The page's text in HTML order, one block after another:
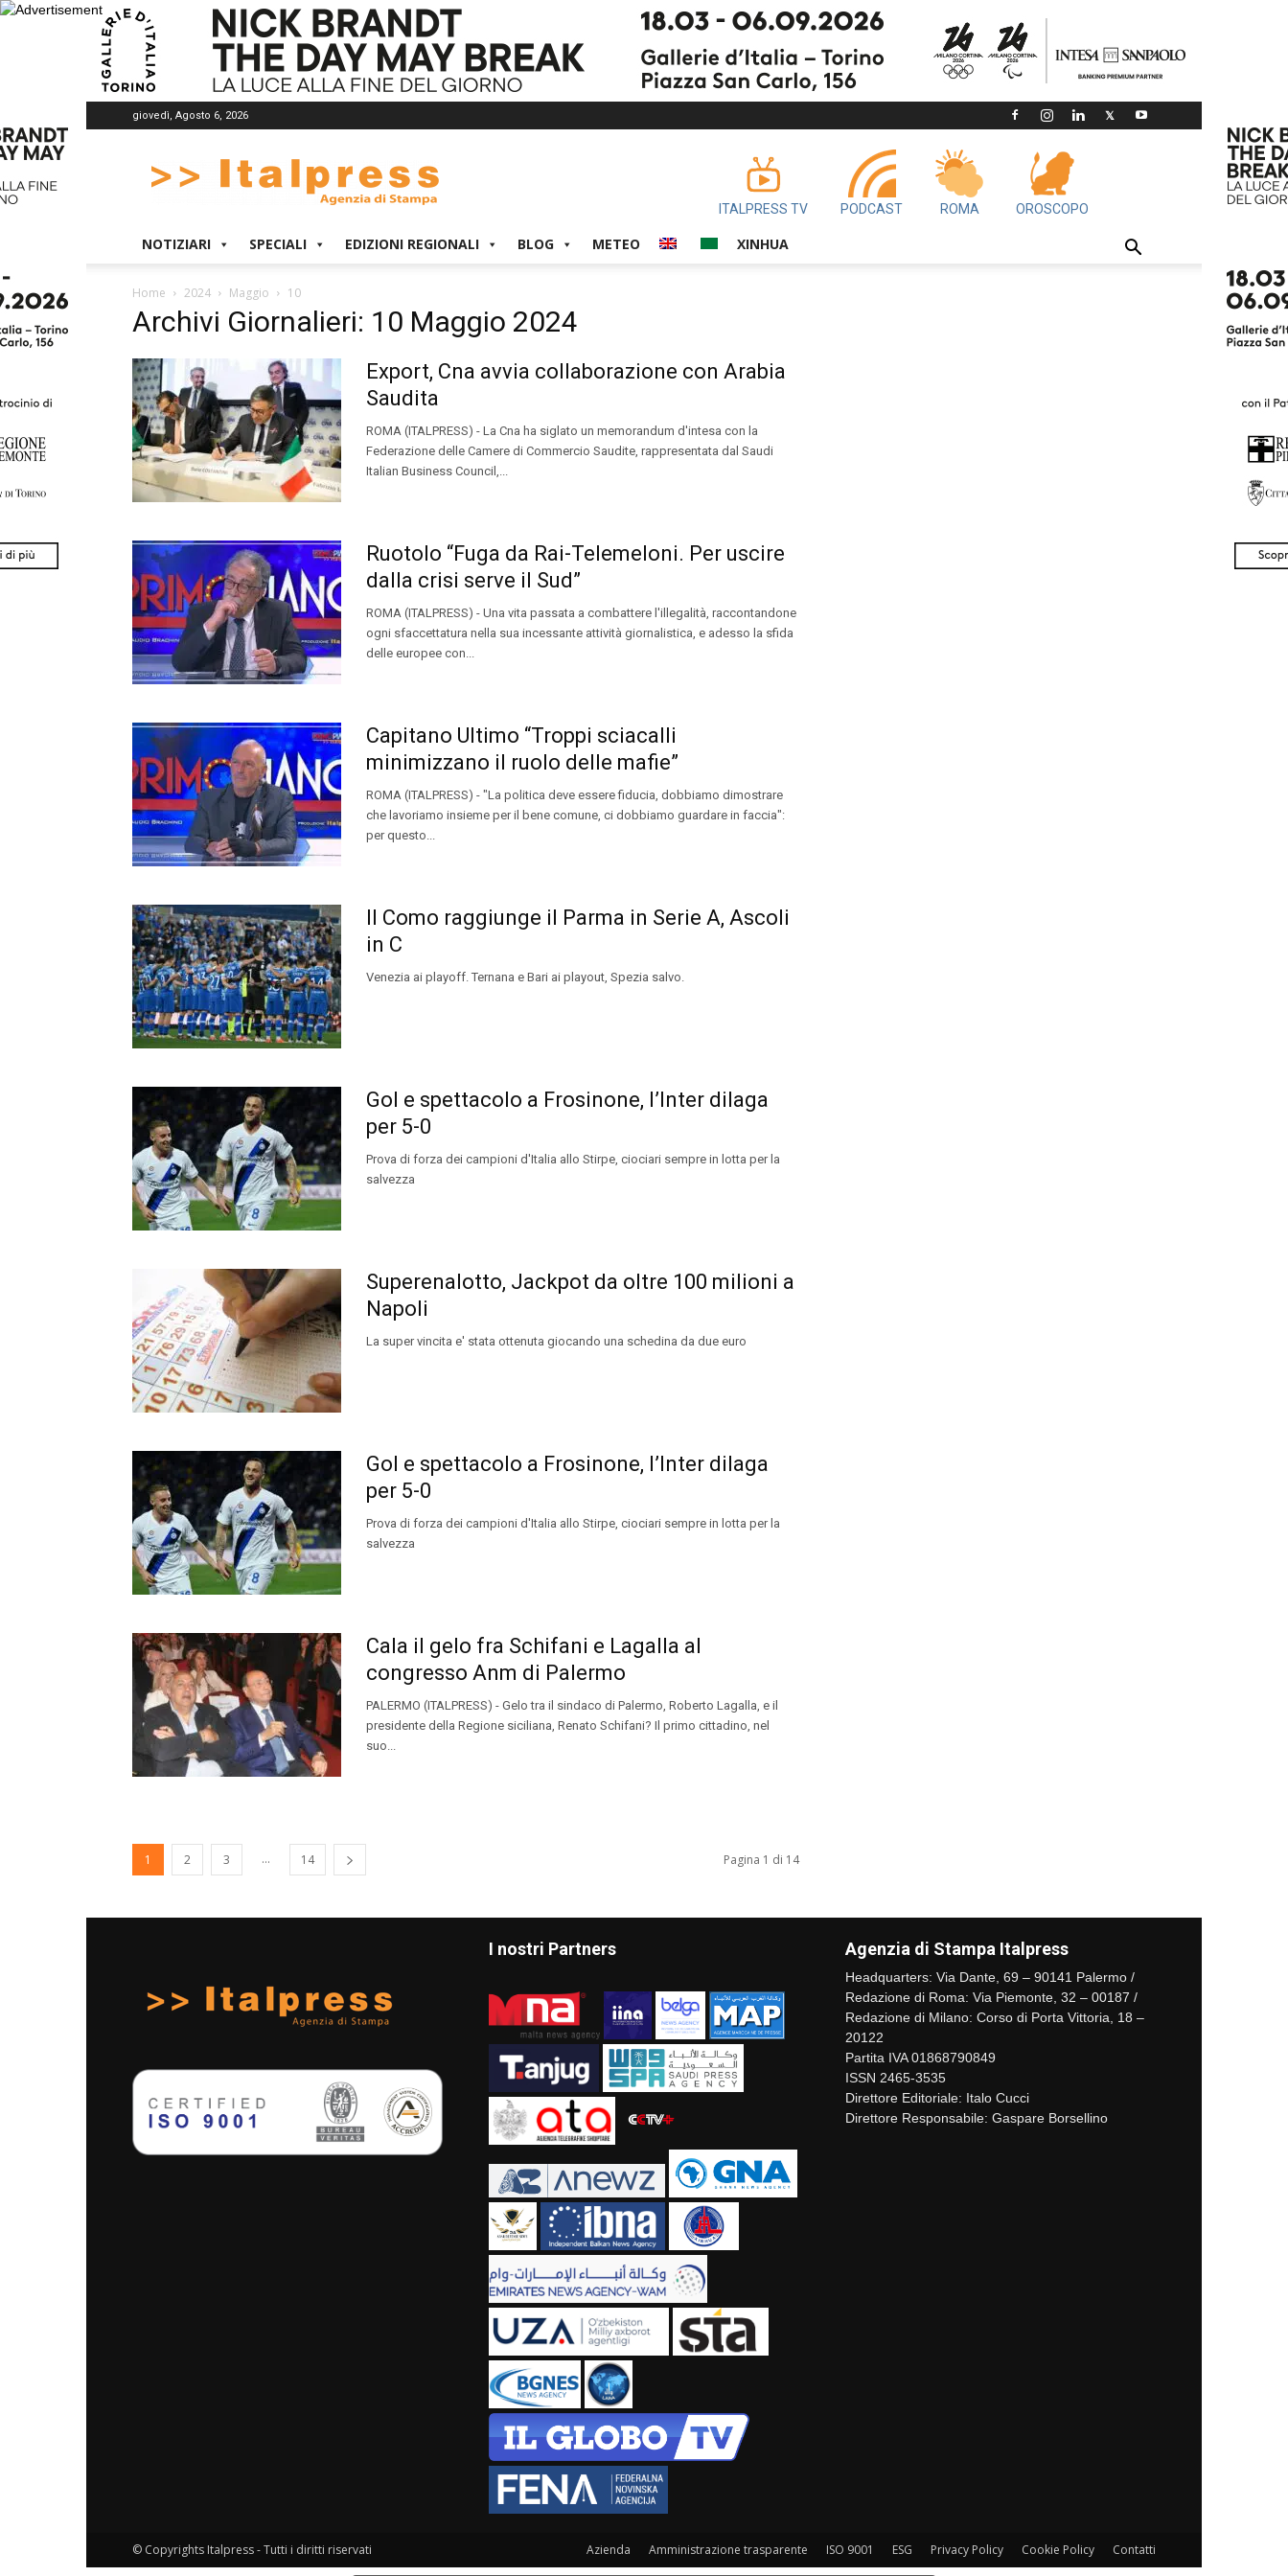
giovedì, Agosto 6, 2026
ITALPRESS TV PODCAST ROMA OROSCOPO
NOTIZIARI SPECIALI EDIZIONI REGIONALI BLOG METEO XINHUA
Home 2024 Maggio 10
Archivi Giornalieri: 10 Maggio 2024
Export, Cna avvia collaborazione con Arabia
Saudita
ROMA (ITALPRESS) - La Cna ha siglato un memorandum d'intesa con la
Federazione delle Camere di Commercio Saudite, rappresentata dal Saudi
Italian Business Council,...
Ruotolo “Fuga da Rai-Telemeloni. Per uscire
dalla crisi serve il Sud”
ROMA (ITALPRESS) - Una vita passata a combattere l'illegalità, raccontandone
ogni sfaccettatura nella sua incessante attività giornalistica, e adesso la sfida
delle europee con...
Capitano Ultimo “Troppi sciacalli
minimizzano il ruolo delle mafie”
ROMA (ITALPRESS) - "La politica deve essere fiducia, dobbiamo dimostrare
che lavoriamo insieme per il bene comune, ci dobbiamo guardare in faccia":
per questo...
Il Como raggiunge il Parma in Serie A, Ascoli
in C
Venezia ai playoff. Ternana e Bari ai playout, Spezia salvo.
Gol e spettacolo a Frosinone, l’Inter dilaga
per 5-0
Prova di forza dei campioni d'Italia allo Stirpe, ciociari sempre in lotta per la
salvezza
Superenalotto, Jackpot da oltre 100 milioni a
Napoli
La super vincita e' stata ottenuta giocando una schedina da due euro
Gol e spettacolo a Frosinone, l’Inter dilaga
per 5-0
Prova di forza dei campioni d'Italia allo Stirpe, ciociari sempre in lotta per la
salvezza
Cala il gelo fra Schifani e Lagalla al
congresso Anm di Palermo
PALERMO (ITALPRESS) - Gelo tra il sindaco di Palermo, Roberto Lagalla, e il
presidente della Regione siciliana, Renato Schifani? Il primo cittadino, nel
suo...
1 2 3 ... 14 Pagina 1 di 14
I nostri Partners Agenzia di Stampa Italpress
Headquarters: Via Dante, 69 – 90141 Palermo /
Redazione di Roma: Via Piemonte, 32 – 00187 /
Redazione di Milano: Corso di Porta Vittoria, 18 –
20122
Partita IVA 01868790849
ISSN 2465-3535
Direttore Editoriale: Italo Cucci
Direttore Responsabile: Gaspare Borsellino
Azienda Amministrazione trasparente ISO 9001 ESG Privacy Policy Cookie Policy Contatti
© Copyrights Italpress - Tutti i diritti riservati